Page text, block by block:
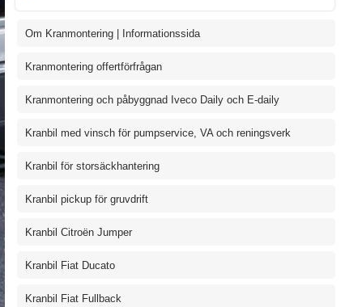
Om Kranmontering | Informationssida
Kranmontering offertförfrågan
Kranmontering och påbyggnad Iveco Daily och E-daily
Kranbil med vinsch för pumpservice, VA och reningsverk
Kranbil för storsäckhantering
Kranbil pickup för gruvdrift
Kranbil Citroën Jumper
Kranbil Fiat Ducato
Kranbil Fiat Fullback